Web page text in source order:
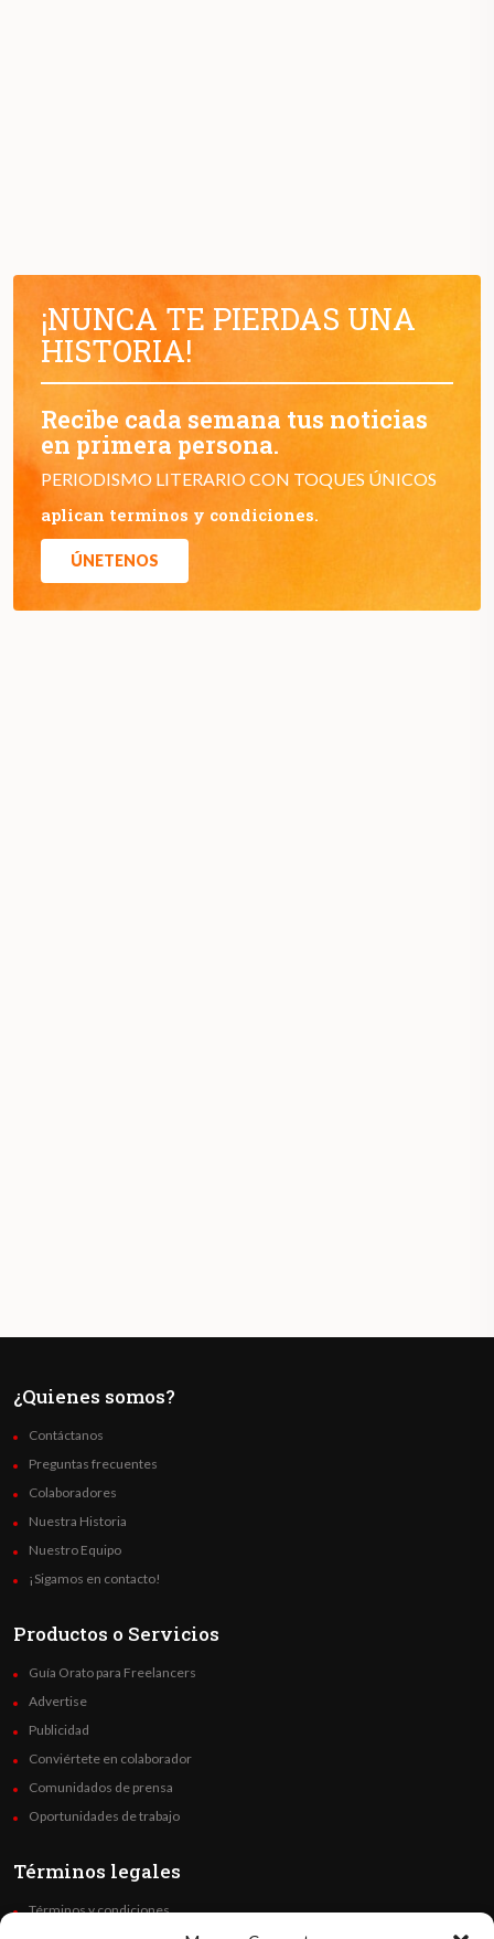
¡NUNCA TE PIERDAS UNA
HISTORIA!
Recibe cada semana tus noticias
en primera persona.
PERIODISMO LITERARIO CON TOQUES ÚNICOS
aplican terminos y condiciones.
ÚNETENOS
¿Quienes somos?
Contáctanos
Preguntas frecuentes
Colaboradores
Nuestra Historia
Nuestro Equipo
¡Sigamos en contacto!
Productos o Servicios
Guía Orato para Freelancers
Advertise
Publicidad
Conviértete en colaborador
Comunidados de prensa
Oportunidades de trabajo
Términos legales
Términos y condiciones